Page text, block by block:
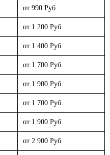
от 990 Руб.
от 1 200 Руб.
от 1 400 Руб.
от 1 700 Руб.
от 1 900 Руб.
от 1 700 Руб.
от 1 900 Руб.
от 2 900 Руб.